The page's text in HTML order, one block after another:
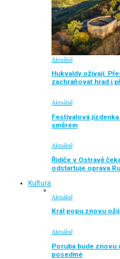
Aktuálně
Hukvaldy ožívají.
zachraňovat hrad i
Aktuálně
Festivalová
směrem
Aktuálně
Řidiče v Ostravě
odstartuje oprava
Kultura
Aktuálně
Král popu znovu
Aktuálně
Poruba bude znovu
posedmé